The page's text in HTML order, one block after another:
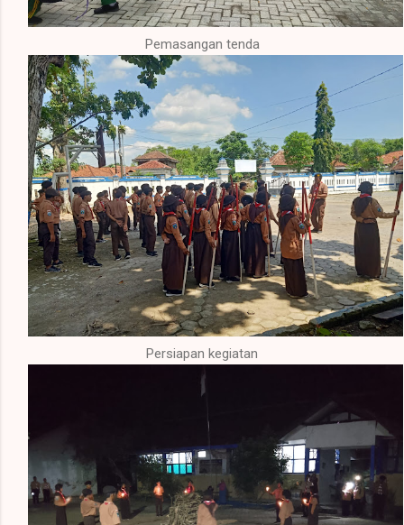
Pemasangan tenda
Persiapan kegiatan